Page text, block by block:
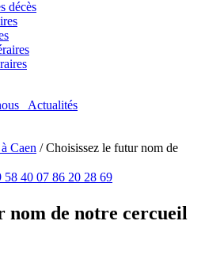
décès
Actualités
Caen /Choisissez le futur nom de
58 40 07 86 20 28 69
nom de notre cercueil